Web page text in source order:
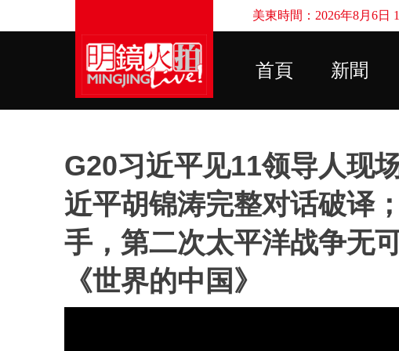
美東時間：2026年8月6日
首頁 新聞
G20习近平见11领导人现
近平胡锦涛完整对话破译
手，第二次太平洋战争无
《世界的中国》